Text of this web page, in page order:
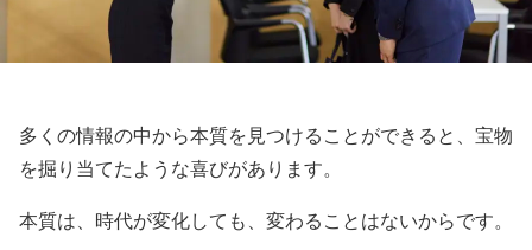
多くの情報の中から本質を見つけることができると、宝物
を掘り当てたような喜びがあります。
本質は、時代が変化しても、変わることはないからです。